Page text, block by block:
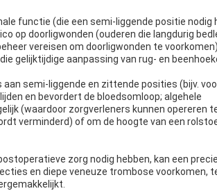
functie (die een semi-liggende positie nodig
op doorligwonden (ouderen die langdurig
vereisen om doorligwonden te
gelijktijdige aanpassing van rug- en
semi-liggende en zittende posities (bijv.
en bevordert de bloedsomloop; algehele
(waardoor zorgverleners kunnen opereren
verminderd) of om de hoogte van een
zorg nodig hebben, kan een
en diepe veneuze trombose voorkomen,